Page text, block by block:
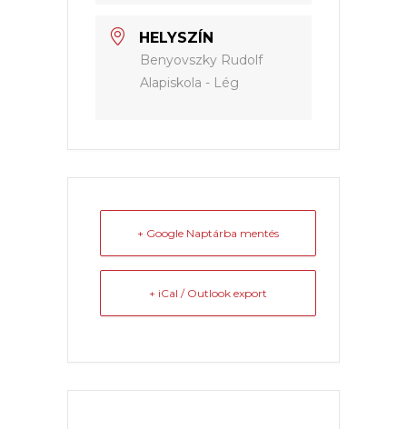
HELYSZÍN
Benyovszky Rudolf
Alapiskola - Lég
+ Google Naptárba mentés
+ iCal / Outlook export